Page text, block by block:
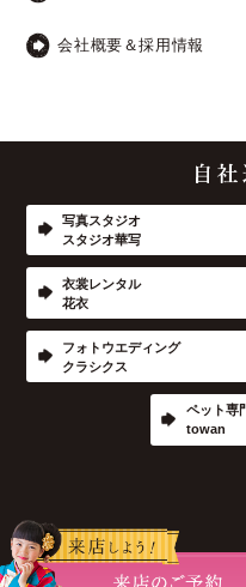
会社概要＆採用情報
写真スタジオ
スタジオ華写
衣裳レンタル
花衣
フォトウエディング
クラシクス
ペット専
towan